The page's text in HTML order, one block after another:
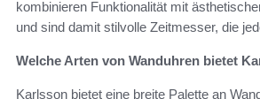
kombinieren Funktionalität mit
und sind damit stilvolle Zeitmesser, die
Welche Arten von Wanduhren bietet
Karlsson bietet eine breite Palette an